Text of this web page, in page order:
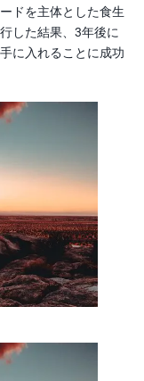
ドを主体とした食生
した結果、3年後に
に入れることに成功